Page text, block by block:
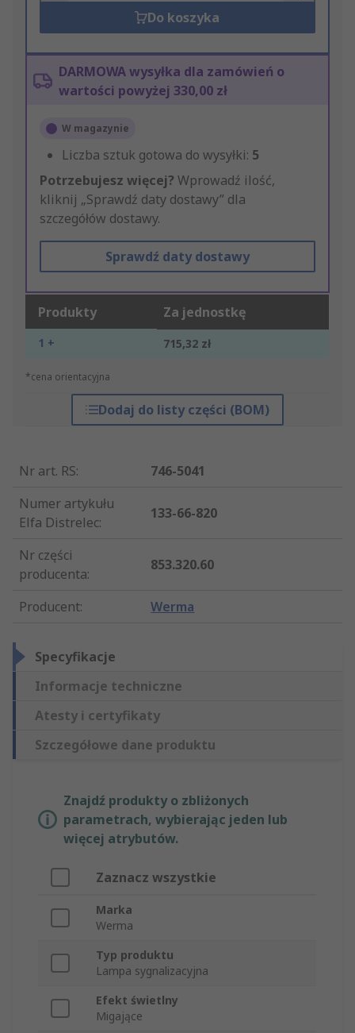
Do koszyka
DARMOWA wysyłka dla zamówień o
wartości powyżej 330,00 zł
W magazynie
Liczba sztuk gotowa do wysyłki: 5
Potrzebujesz więcej? Wprowadź ilość,
kliknij „Sprawdź daty dostawy” dla
szczegółów dostawy.
Sprawdź daty dostawy
Produkty Za jednostkę
1 + 715,32 zł
*cena orientacyjna
Dodaj do listy części (BOM)
Nr art. RS:
746-5041
Numer artykułu
Elfa Distrelec:
133-66-820
Nr części
producenta:
853.320.60
Producent: Werma
Specyfikacje
Informacje techniczne
Atesty i certyfikaty
Szczegółowe dane produktu
Znajdź produkty o zbliżonych
parametrach, wybierając jeden lub
więcej atrybutów.
Zaznacz wszystkie
Marka
Werma
Typ produktu
Lampa sygnalizacyjna
Efekt świetlny
Migające